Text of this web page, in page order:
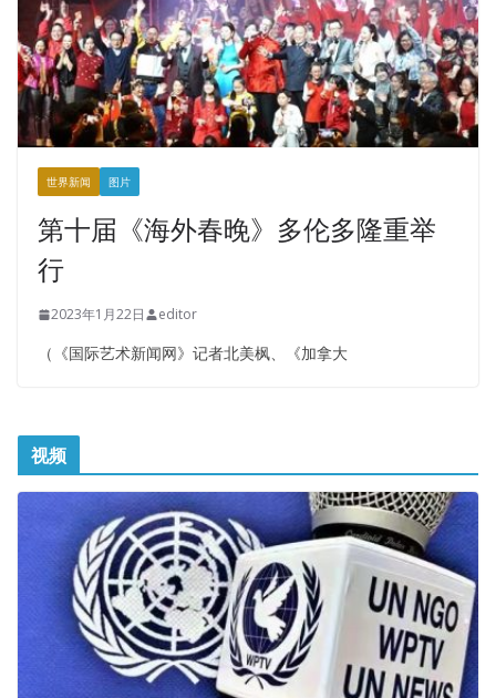
世界新闻 图片
第十届《海外春晚》多伦多隆重举
行
2023年1月22日 editor
（《国际艺术新闻网》记者北美枫、《加拿大
视频